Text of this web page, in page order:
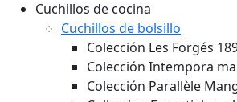
Cuchillos de cocina
Cuchillos de bolsillo
Colección Les Forgés
Colección Intempora
Colección Parallèle